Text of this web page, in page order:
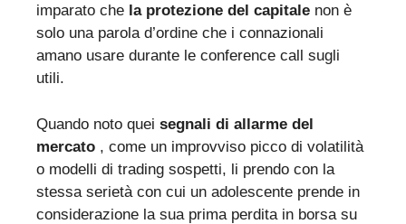
imparato che la protezione del capitale non è
solo una parola d’ordine che i connazionali
amano usare durante le conference call sugli
utili.
Quando noto quei segnali di allarme del
mercato , come un improvviso picco di volatilità
o modelli di trading sospetti, li prendo con la
stessa serietà con cui un adolescente prende in
considerazione la sua prima perdita in borsa su